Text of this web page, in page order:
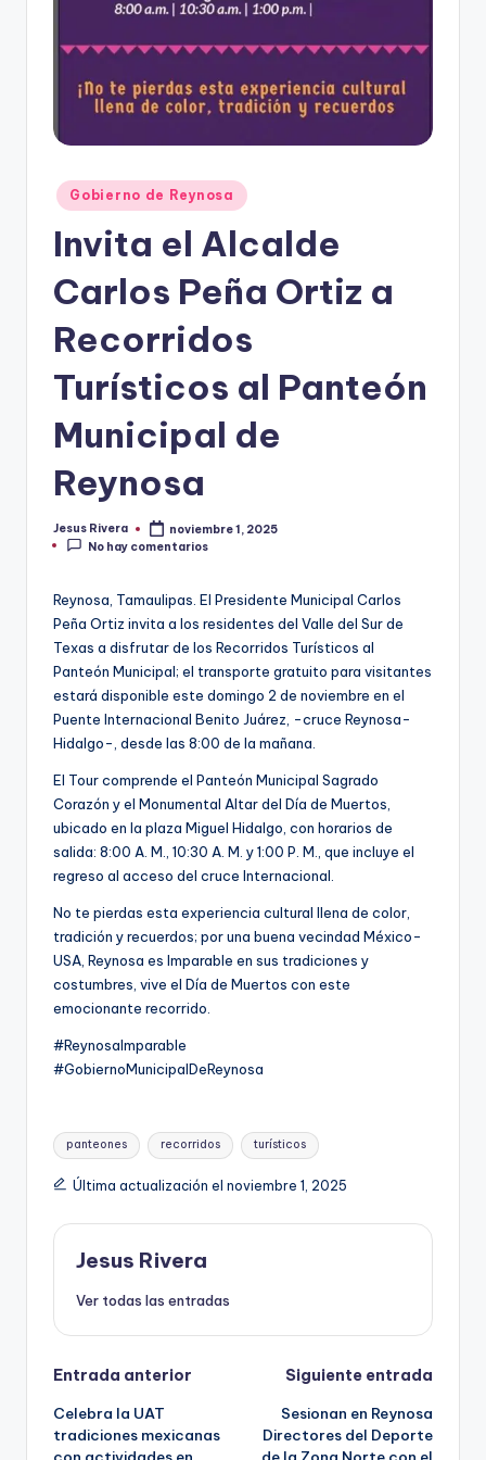
Publicado
en
Gobierno de Reynosa
Invita el Alcalde
Carlos Peña Ortiz a
Recorridos
Turísticos al Panteón
Municipal de
Reynosa
Publicado
por
Jesus Rivera
noviembre 1, 2025
No hay comentarios
Reynosa, Tamaulipas. El Presidente Municipal Carlos
Peña Ortiz invita a los residentes del Valle del Sur de
Texas a disfrutar de los Recorridos Turísticos al
Panteón Municipal; el transporte gratuito para visitantes
estará disponible este domingo 2 de noviembre en el
Puente Internacional Benito Juárez, -cruce Reynosa-
Hidalgo-, desde las 8:00 de la mañana.
El Tour comprende el Panteón Municipal Sagrado
Corazón y el Monumental Altar del Día de Muertos,
ubicado en la plaza Miguel Hidalgo, con horarios de
salida: 8:00 A. M., 10:30 A. M. y 1:00 P. M., que incluye el
regreso al acceso del cruce Internacional.
No te pierdas esta experiencia cultural llena de color,
tradición y recuerdos; por una buena vecindad México-
USA, Reynosa es Imparable en sus tradiciones y
costumbres, vive el Día de Muertos con este
emocionante recorrido.
#ReynosaImparable
#GobiernoMunicipalDeReynosa
Etiquetas:
panteones recorridos turísticos
Última actualización el noviembre 1, 2025
Jesus Rivera
Ver todas las entradas
Navegación
de
Entrada anterior
Celebra la UAT
tradiciones mexicanas
Siguiente entrada
Sesionan en Reynosa
Directores del Deporte